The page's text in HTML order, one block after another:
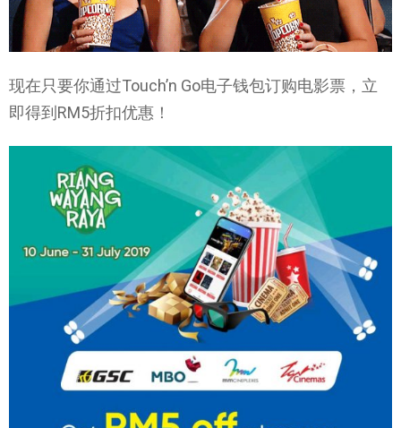
现在只要你通过Touch’n Go电子钱包订购电影票，立
即得到RM5折扣优惠！